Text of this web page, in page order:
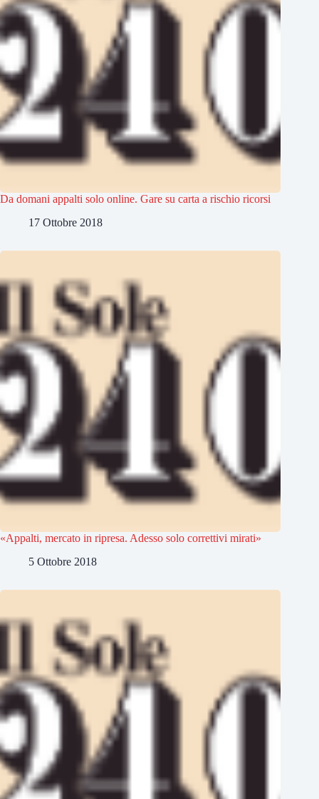
Da domani appalti solo online. Gare su carta a rischio ricorsi
17 Ottobre 2018
«Appalti, mercato in ripresa. Adesso solo correttivi mirati»
5 Ottobre 2018